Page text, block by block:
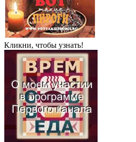
Кликни, чтобы узнать!